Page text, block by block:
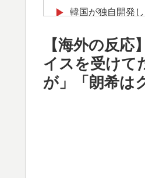
▶
韓国が独自開発
▶ 韓国人「フラン
ンダルに発展し
▶
海外の反応：熊
海外「日本人は
軽飛行機が屋根
【海外の反
イスを受けて
が」「朗希は